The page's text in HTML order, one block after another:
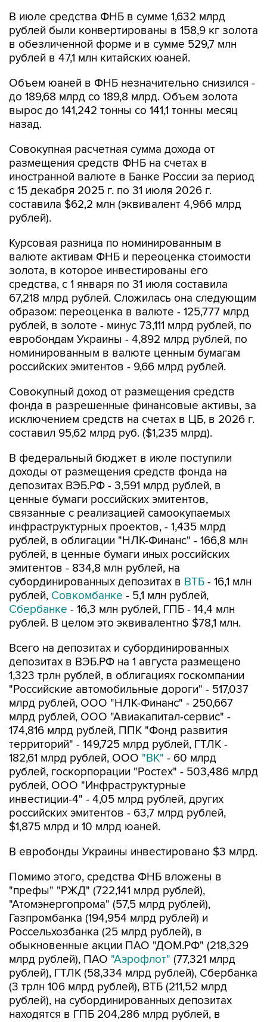
В июле средства ФНБ в сумме 1,632 млрд
рублей были конвертированы в 158,9 кг золота
в обезличенной форме и в сумме 529,7 млн
рублей в 47,1 млн китайских юаней.
Объем юаней в ФНБ незначительно снизился -
до 189,68 млрд со 189,8 млрд. Объем золота
вырос до 141,242 тонны со 141,1 тонны месяц
назад.
Совокупная расчетная сумма дохода от
размещения средств ФНБ на счетах в
иностранной валюте в Банке России за период
с 15 декабря 2025 г. по 31 июля 2026 г.
составила $62,2 млн (эквивалент 4,966 млрд
рублей).
Курсовая разница по номинированным в
валюте активам ФНБ и переоценка стоимости
золота, в которое инвестированы его
средства, с 1 января по 31 июля составила
67,218 млрд рублей. Сложилась она следующим
образом: переоценка в валюте - 125,777 млрд
рублей, в золоте - минус 73,111 млрд рублей, по
евробондам Украины - 4,892 млрд рублей, по
номинированным в валюте ценным бумагам
российских эмитентов - 9,66 млрд рублей.
Совокупный доход от размещения средств
фонда в разрешенные финансовые активы, за
исключением средств на счетах в ЦБ, в 2026 г.
составил 95,62 млрд руб. ($1,235 млрд).
В федеральный бюджет в июле поступили
доходы от размещения средств фонда на
депозитах ВЭБ.РФ - 3,591 млрд рублей, в
ценные бумаги российских эмитентов,
связанные с реализацией самоокупаемых
инфраструктурных проектов, - 1,435 млрд
рублей, в облигации "НЛК-Финанс" - 166,8 млн
рублей, в ценные бумаги иных российских
эмитентов - 834,8 млн рублей, на
субординированных депозитах в ВТБ - 16,1 млн
рублей, Совкомбанке - 5,1 млн рублей,
Сбербанке - 16,3 млн рублей, ГПБ - 14,4 млн
рублей. В целом это эквивалентно $78,1 млн.
Всего на депозитах и субординированных
депозитах в ВЭБ.РФ на 1 августа размещено
1,323 трлн рублей, в облигациях госкомпании
"Российские автомобильные дороги" - 517,037
млрд рублей, ООО "НЛК-Финанс" - 250,667
млрд рублей, ООО "Авиакапитал-сервис" -
174,816 млрд рублей, ППК "Фонд развития
территорий" - 149,725 млрд рублей, ГТЛК -
182,61 млрд рублей, ООО "ВК" - 60 млрд
рублей, госкорпорации "Ростех" - 503,486 млрд
рублей, ООО "Инфраструктурные
инвестиции-4" - 4,05 млрд рублей, других
российских эмитентов - 63,7 млрд рублей,
$1,875 млрд и 10 млрд юаней.
В евробонды Украины инвестировано $3 млрд.
Помимо этого, средства ФНБ вложены в
"префы" "РЖД" (722,141 млрд рублей),
"Атомэнергопрома" (57,5 млрд рублей),
Газпромбанка (194,954 млрд рублей) и
Россельхозбанка (25 млрд рублей), в
обыкновенные акции ПАО "ДОМ.РФ" (218,329
млрд рублей), ПАО "Аэрофлот" (77,321 млрд
рублей), ГТЛК (58,334 млрд рублей), Сбербанка
(3 трлн 106 млрд рублей), ВТБ (211,52 млрд
рублей), на субординированных депозитах
находятся в ГПБ 204,286 млрд рублей, в